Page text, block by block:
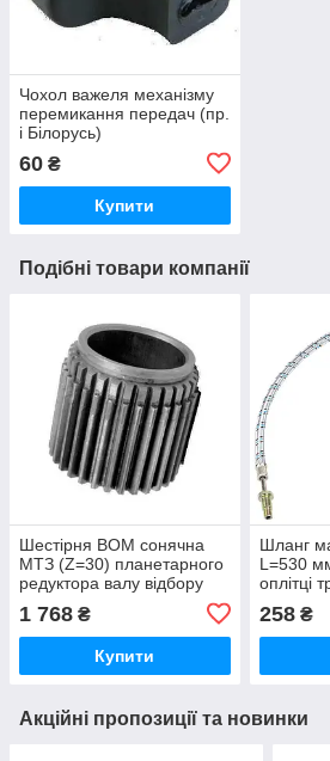
Чохол важеля механізму
перемикання передач (пр.
і Білорусь)
60 ₴
Купити
Подібні товари компанії
Шестірня ВОМ сонячна
МТЗ (Z=30) планетарного
редуктора валу відбору
Білорусь) 70-4202032
1 768 ₴
Купити
Шланг
L=530
оплітці
Україна)
258₴
Акційні пропозиції та новинки